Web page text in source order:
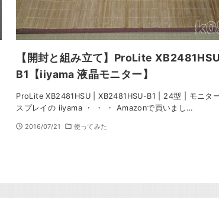
【開封と組み立て】ProLite
B1【iiyama 液晶モニター】
ProLite XB2481HSU | XB2481HSU-B1 | 24型 | モニタ
スプレイの iiyama ・ ・ ・ Amazonで買いまし…
2016/07/21 使ってみた